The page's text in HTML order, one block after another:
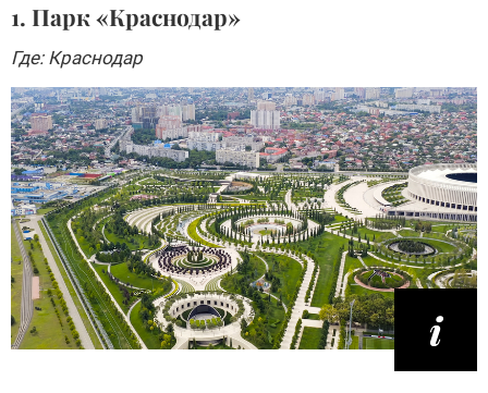
1. Парк «Краснодар»
Где: Краснодар